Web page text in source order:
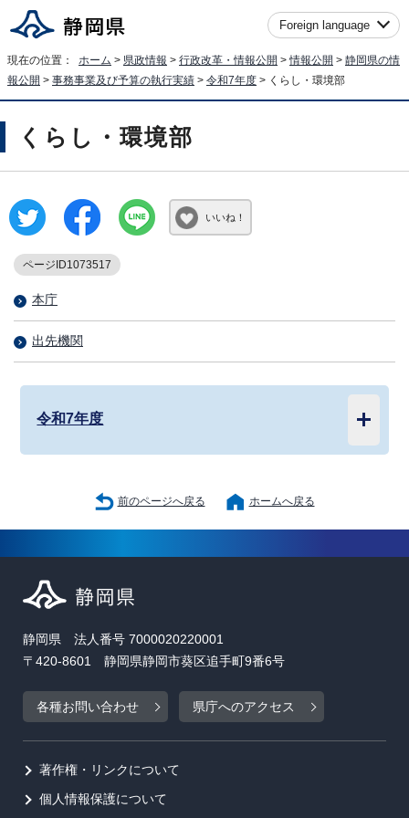
Foreign language
現在の位置： ホーム > 県政情報 > 行政改革・情報公開 >情報公開 > 静岡県の情
報公開 > 事務事業及び予算の執行実績 > 令和7年度 > くらし・環境部
くらし・環境部
いいね！
ページID1073517
本庁
出先機関
令和7年度
前のページへ戻る ホームへ戻る
静岡県 法人番号 7000020220001
〒420-8601 静岡県静岡市葵区追手町9番6号
各種お問い合わせ 県庁へのアクセス
著作権・リンクについて
個人情報保護について